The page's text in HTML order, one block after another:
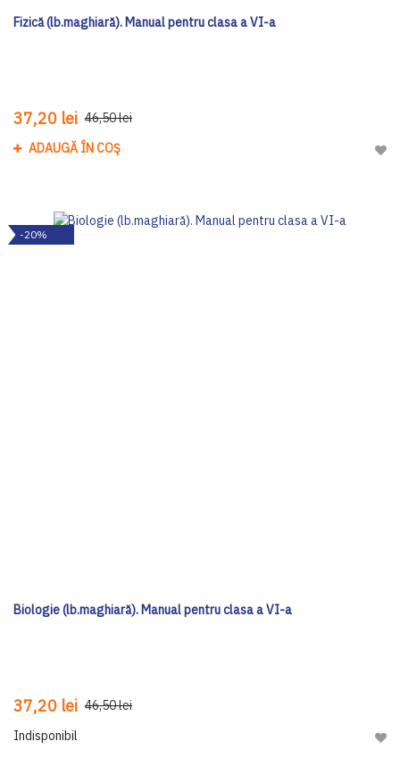
Fizică (lb.maghiară). Manual pentru clasa a VI-a
37,20 lei 46,50 lei
ADAUGĂ ÎN COȘ
-20%
Biologie (lb.maghiară). Manual pentru clasa a VI-a
37,20 lei 46,50 lei
Indisponibil